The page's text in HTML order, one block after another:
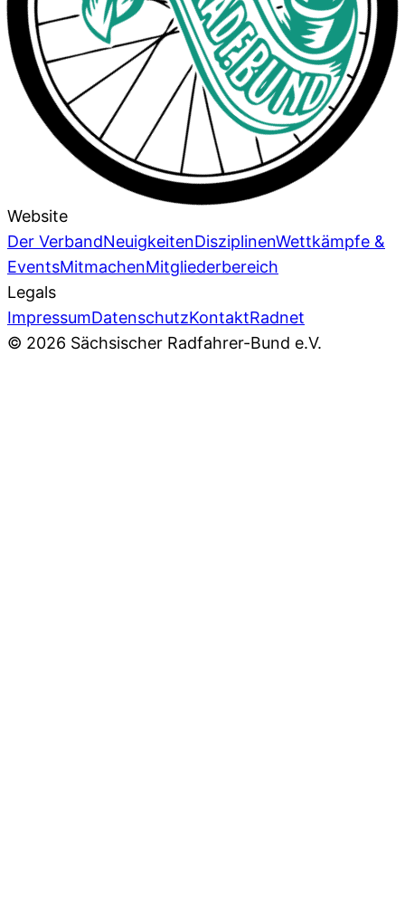
Website
Der VerbandNeuigkeitenDisziplinenWettkämpfe &
EventsMitmachenMitgliederbereich
Legals
ImpressumDatenschutzKontaktRadnet
© 2026 Sächsischer Radfahrer-Bund e.V.